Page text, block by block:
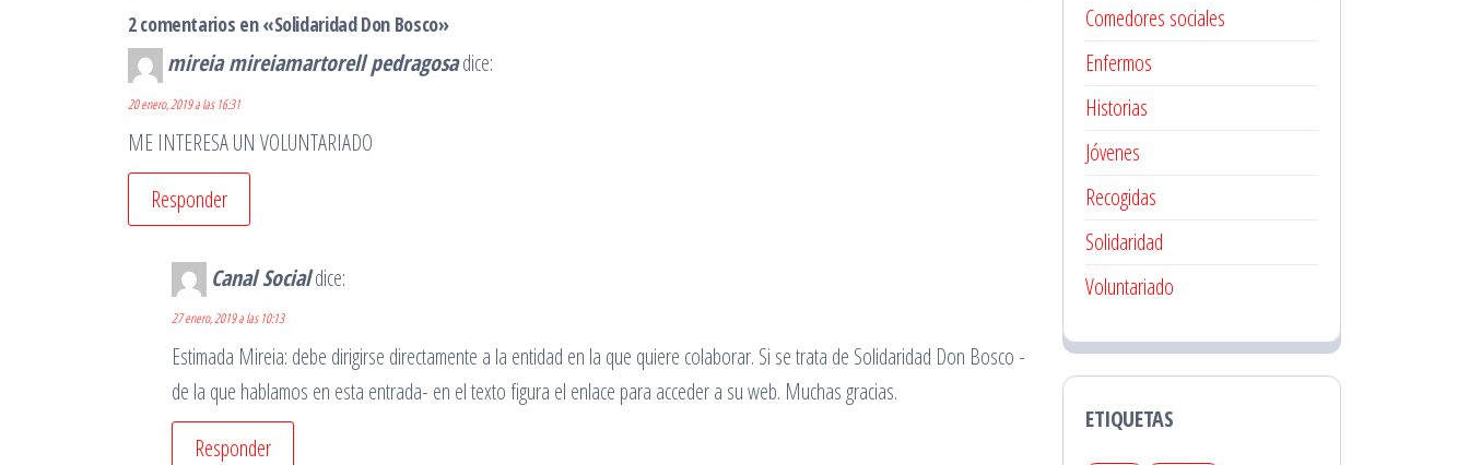
entradas
2 comentarios en «Solidaridad Don Bosco»
mireia mireiamartorell pedragosadice:
20 enero, 2019 a las 16:31
ME INTERESA UN VOLUNTARIADO
Responder
Canal Socialdice:
27 enero, 2019 a las 10:13
Estimada Mireia: debe dirigirse directamente a la entidad en la que quiere colaborar. Si se trata de Solidaridad Don Bosco -
de la que hablamos en esta entrada- en el texto figura el enlace para acceder a su web. Muchas gracias.
Responder
Comedores sociales
Enfermos
Historias
Jóvenes
Recogidas
Solidaridad
Voluntariado
ETIQUETAS